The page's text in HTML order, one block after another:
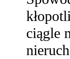
ciągle